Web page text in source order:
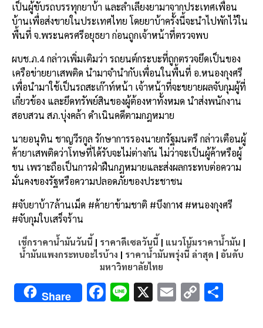
เป็นผู้ขับรถบรรทุกยาบ้า และลำเลียงยามาจากประเทศเพื่อน
บ้านเพื่อส่งขายในประเทศไทย โดยยาบ้าครั้งนี้จะนำไปพักไว้ใน
พื้นที่ จ.พระนครศรีอยุธยา ก่อนถูกเจ้าหน้าที่ตรวจพบ
ผบช.ภ.4 กล่าวเพิ่มเติมว่า รถยนต์กระบะที่ถูกตรวจยึดเป็นของ
เครือข่ายยาเสพติด นำมาจำนำกับเพื่อนในพื้นที่ อ.หนองกุงศรี
เพื่อนำมาใช้เป็นรถสะเก๊าท์หน้า เจ้าหน้าที่จะขยายผลจับกุมผู้ที่
เกี่ยวข้อง และยึดทรัพย์สินของผู้ต้องหาทั้งหมด นำส่งพนักงาน
สอบสวน สภ.บุ่งคล้า ดำเนินคดีตามกฎหมาย
นายอนุทิน ชาญวีรกูล รักษาการรองนายกรัฐมนตรี กล่าวเตือนผู้
ค้ายาเสพติดว่าโทษที่ได้รับจะไม่ต่างกัน ไม่ว่าจะเป็นผู้ค้าหรือผู้
ขน เพราะถือเป็นการฝ่าฝืนกฎหมายและส่งผลกระทบต่อความ
มั่นคงของรัฐหรือความปลอดภัยของประชาชน
#จับยาบ้า7ล้านเม็ด #ค้ายาข้ามชาติ #บึงกาฬ #หนองกุงศรี
#จับกุมใบเสร็จร้าน
เช็กราคาน้ำมันวันนี้ | ราคาดีเซลวันนี้ | แนวโน้มราคาน้ำมัน |
น้ำมันแพงกระทบอะไรบ้าง | ราคาน้ำมันพรุ่งนี้ ล่าสุด | อันดับ
มหาวิทยาลัยไทย
Share F Li X E C